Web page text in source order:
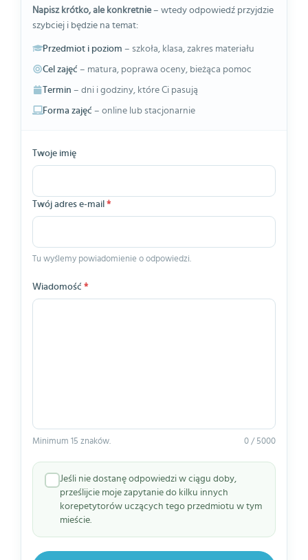
Napisz krótko, ale konkretnie– wtedy odpowiedź przyjdzie
szybciej i będzie na temat:
Przedmiot i poziom – szkoła, klasa, zakres materiału
Cel zajęć – matura, poprawa oceny, bieżąca pomoc
Termin – dni i godziny, które Ci pasują
Forma zajęć – online lub stacjonarnie
Twoje imię
Twój adres e-mail *
Tu wyślemy powiadomienie o odpowiedzi.
Wiadomość *
Minimum 15 znaków. 0 / 5000
Jeśli nie dostanę odpowiedzi w ciągu doby,
prześlijcie moje zapytanie do kilku innych
korepetytorów uczących tego przedmiotu w tym
mieście.